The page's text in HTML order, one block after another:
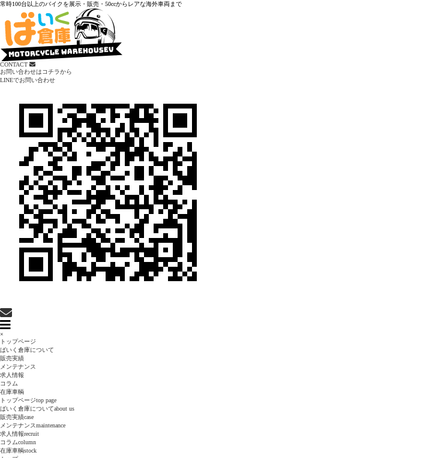
常時100台以上のバイクを展示・販売・50ccからレアな海外車両まで
CONTACT
お問い合わせはコチラから
LINEでお問い合わせ
×
トップページ
ばいく倉庫について
販売実績
メンテナンス
求人情報
コラム
在庫車輌
トップページtop page
ばいく倉庫についてabout us
販売実績case
メンテナンスmaintenance
求人情報recruit
コラムcolumn
在庫車輌stock